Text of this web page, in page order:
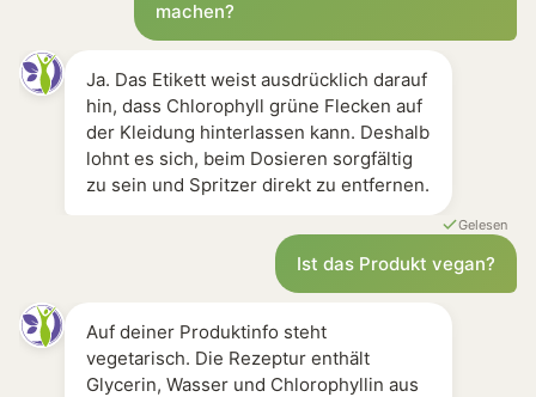
machen?
Ja. Das Etikett weist ausdrücklich darauf
hin, dass Chlorophyll grüne Flecken auf
der Kleidung hinterlassen kann. Deshalb
lohnt es sich, beim Dosieren sorgfältig
zu sein und Spritzer direkt zu entfernen.
Gelesen
Ist das Produkt vegan?
Auf deiner Produktinfo steht
vegetarisch. Die Rezeptur enthält
Glycerin, Wasser und Chlorophyllin aus